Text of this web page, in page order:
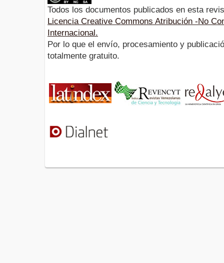
Todos los documentos publicados en esta
Licencia Creative Commons Atribución -No
Internacional.
Por lo que el envío, procesamiento y
totalmente gratuito.